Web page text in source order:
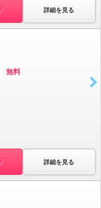
詳細を見る
無料
詳細を見る